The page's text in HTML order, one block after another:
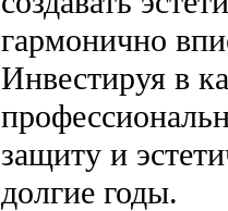
гармонично
Инвестируя в
защиту и
долгие годы.